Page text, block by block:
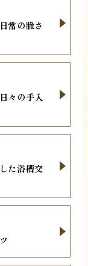
常の脆さ
々の手入
た浴槽交